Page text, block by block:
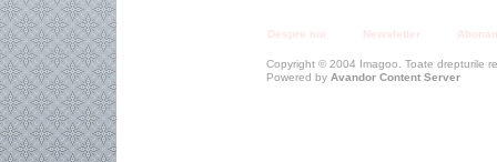
Despre noi Newsletter
Copyright © 2004 Imagoo. Toate drepturile
Powered by Avandor Content Server